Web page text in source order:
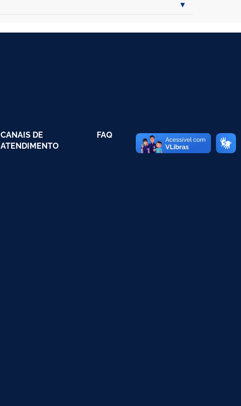
CANAIS DE
ATENDIMENTO
FAQ